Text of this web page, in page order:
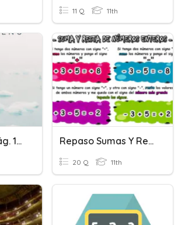
11 Q 11th
Tierra (hasta Pág. 147) Repaso Sumas Y Restas De Números Enteros
20 Q 11th